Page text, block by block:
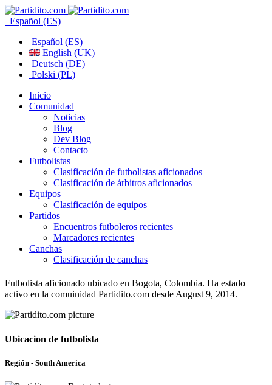
Español (ES)
Español (ES)
English (UK)
Deutsch (DE)
Polski (PL)
Inicio
Comunidad
Noticias
Blog
Dev Blog
Contacto
Futbolistas
Clasificación de futbolistas aficionados
Clasificación de árbitros aficionados
Equipos
Clasificación de equipos
Partidos
Encuentros futboleros recientes
Marcadores recientes
Canchas
Clasificación de canchas
Futbolista aficionado ubicado en Bogota, Colombia. Ha estado
activo en la comuinidad Partidito.com desde August 9, 2014.
Ubicacion de futbolista
Región - South America